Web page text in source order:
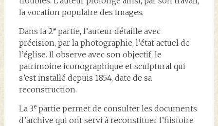
la vocation populaire des images.
Dans la 2epartie, l’auteur détaille avec
précision, par la photographie, l’état actuel de
l’église. Il observe avec son objectif, le
patrimoine iconographique et sculptural qui
s’est installé depuis 1854, date de sa
reconstruction.
La 3epartie permet de consulter les documents
d’archive qui ont servi à reconstituer l’histoire